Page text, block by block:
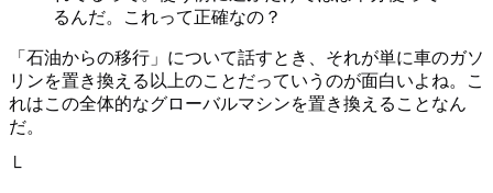
るんだ。これって正確なの？
「石油からの移行」について話すとき、それが単に車のガソ
リンを置き換える以上のことだっていうのが面白いよね。こ
れはこの全体的なグローバルマシンを置き換えることなん
だ。
└